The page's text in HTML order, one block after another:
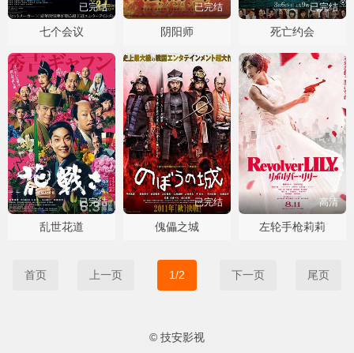
已完结
七个会议
已完结
阴阳师
已完结
死亡约会
已完结
乱世花道
已完结
傀儡之城
高清
左轮手枪莉莉
首页 上一页 1/2 下一页 尾页
© 技安影视